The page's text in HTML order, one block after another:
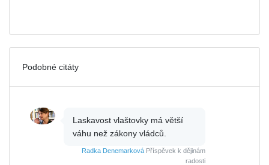
Podobné citáty
Laskavost vlaštovky má větší
váhu než zákony vládců.
Radka Denemarková Příspěvek k dějinám
radosti